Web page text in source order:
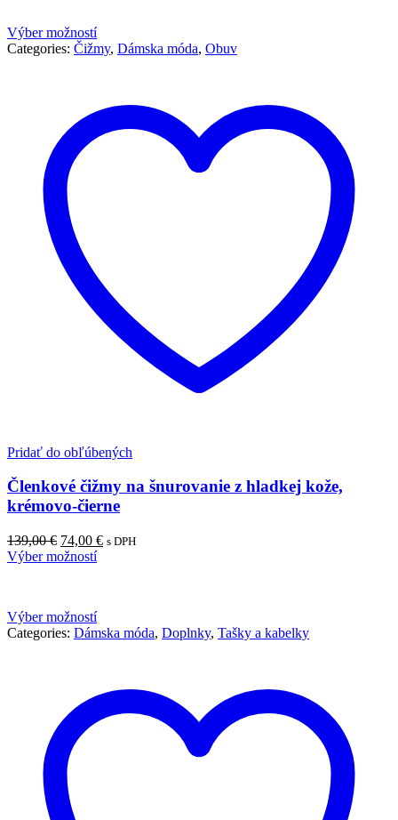
Výber možností
Categories: Čižmy, Dámska móda, Obuv
Pridať do obľúbených
Členkové čižmy na šnurovanie z hladkej kože,
krémovo-čierne
139,00€ Pôvodná
cena
74,00 €Aktuálna
s DPH
Výber možností
Výber možností
Categories: Dámska móda, Doplnky, Tašky a kabelky